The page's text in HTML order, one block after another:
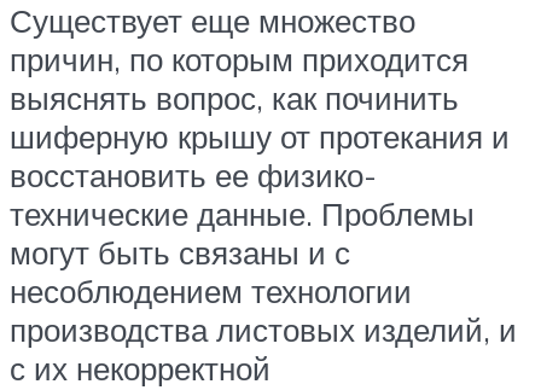
Существует еще множество
причин, по которым приходится
выяснять вопрос, как починить
шиферную крышу от протекания и
восстановить ее физико-
технические данные. Проблемы
могут быть связаны и с
несоблюдением технологии
производства листовых изделий, и
с их некорректной